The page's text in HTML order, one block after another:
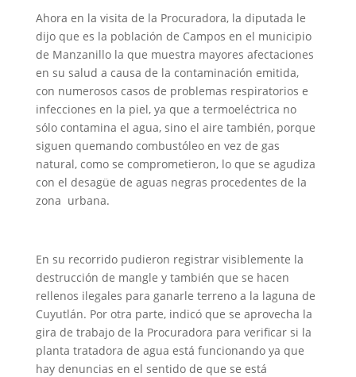
Ahora en la visita de la Procuradora, la diputada le
dijo que es la población de Campos en el municipio
de Manzanillo la que muestra mayores afectaciones
en su salud a causa de la contaminación emitida,
con numerosos casos de problemas respiratorios e
infecciones en la piel, ya que a termoeléctrica no
sólo contamina el agua, sino el aire también, porque
siguen quemando combustóleo en vez de gas
natural, como se comprometieron, lo que se agudiza
con el desagüe de aguas negras procedentes de la
zona urbana.
En su recorrido pudieron registrar visiblemente la
destrucción de mangle y también que se hacen
rellenos ilegales para ganarle terreno a la laguna de
Cuyutlán. Por otra parte, indicó que se aprovecha la
gira de trabajo de la Procuradora para verificar si la
planta tratadora de agua está funcionando ya que
hay denuncias en el sentido de que se está